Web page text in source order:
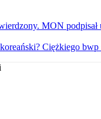
MON
Ciężkiego